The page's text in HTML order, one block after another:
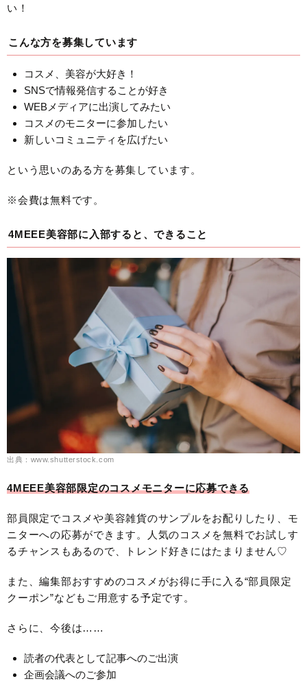
い！
こんな方を募集しています
コスメ、美容が大好き！
SNSで情報発信することが好き
WEBメディアに出演してみたい
コスメのモニターに参加したい
新しいコミュニティを広げたい
という思いのある方を募集しています。
※会費は無料です。
4MEEE美容部に入部すると、できること
出典：www.shutterstock.com
4MEEE美容部限定のコスメモニターに応募できる
部員限定でコスメや美容雑貨のサンプルをお配りしたり、モ
ニターへの応募ができます。人気のコスメを無料でお試しす
るチャンスもあるので、トレンド好きにはたまりません♡
また、編集部おすすめのコスメがお得に手に入る“部員限定
クーポン”などもご用意する予定です。
さらに、今後は……
読者の代表として記事へのご出演
企画会議へのご参加